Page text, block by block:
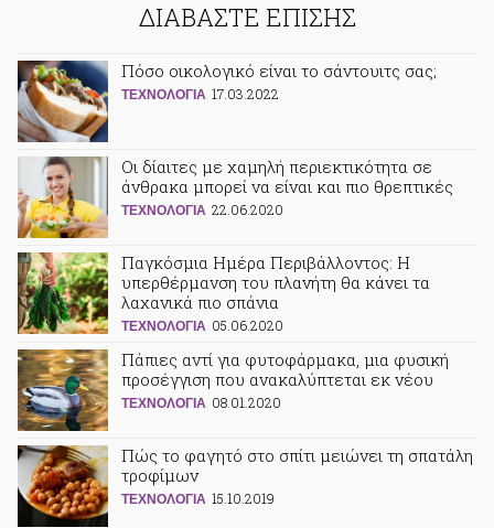
ΔΙΑΒΑΣΤΕ ΕΠΙΣΗΣ
Πόσο οικολογικό είναι το σάντουιτς σας;
ΤΕΧΝΟΛΟΓΙΑ 17.03.2022
Οι δίαιτες με χαμηλή περιεκτικότητα σε
άνθρακα μπορεί να είναι και πιο θρεπτικές
ΤΕΧΝΟΛΟΓΙΑ 22.06.2020
Παγκόσμια Ημέρα Περιβάλλοντος: Η
υπερθέρμανση του πλανήτη θα κάνει τα
λαχανικά πιο σπάνια
ΤΕΧΝΟΛΟΓΙΑ 05.06.2020
Πάπιες αντί για φυτοφάρμακα, μια φυσική
προσέγγιση που ανακαλύπτεται εκ νέου
ΤΕΧΝΟΛΟΓΙΑ 08.01.2020
Πώς το φαγητό στο σπίτι μειώνει τη σπατάλη
τροφίμων
ΤΕΧΝΟΛΟΓΙΑ 15.10.2019